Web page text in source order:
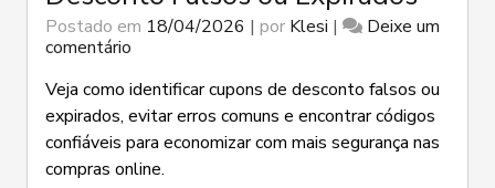
Postado em 18/04/2026 | por Klesi |
Deixe um
comentário
Evitar
Cupons
Desconto
Falsos
Veja como identificar cupons de desconto falsos ou
expirados, evitar erros comuns e encontrar códigos
confiáveis para economizar com mais segurança nas
compras online.